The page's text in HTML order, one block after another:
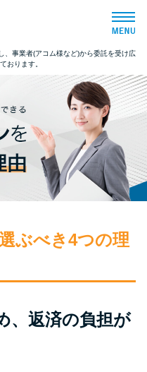
ンキング
ぐ借りたい方向け
たい方向け
方向け
事業者(アコム様など)から委託を受け広
おります。
ぶべき4つの理
、返済の負担が